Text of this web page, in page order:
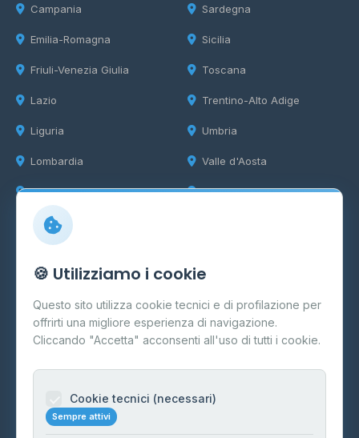
Campania
Emilia-Romagna
Friuli-Venezia Giulia
Lazio
Liguria
Lombardia
Marche
Sardegna
Sicilia
Toscana
Trentino-Alto Adige
Umbria
Valle d'Aosta
Veneto
Info
Cos'è il GPL
FAQ
Contatti
Informazioni legali
🍪 Utilizziamo i cookie
Questo sito utilizza cookie tecnici e di profilazione per
offrirti una migliore esperienza di navigazione.
Cliccando "Accetta" acconsenti all'uso di tutti i cookie.
Cookie tecnici (necessari)
Sempre attivi